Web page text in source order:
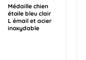
Médaille chien
étoile bleu clair
L émail et acier
inoxydable